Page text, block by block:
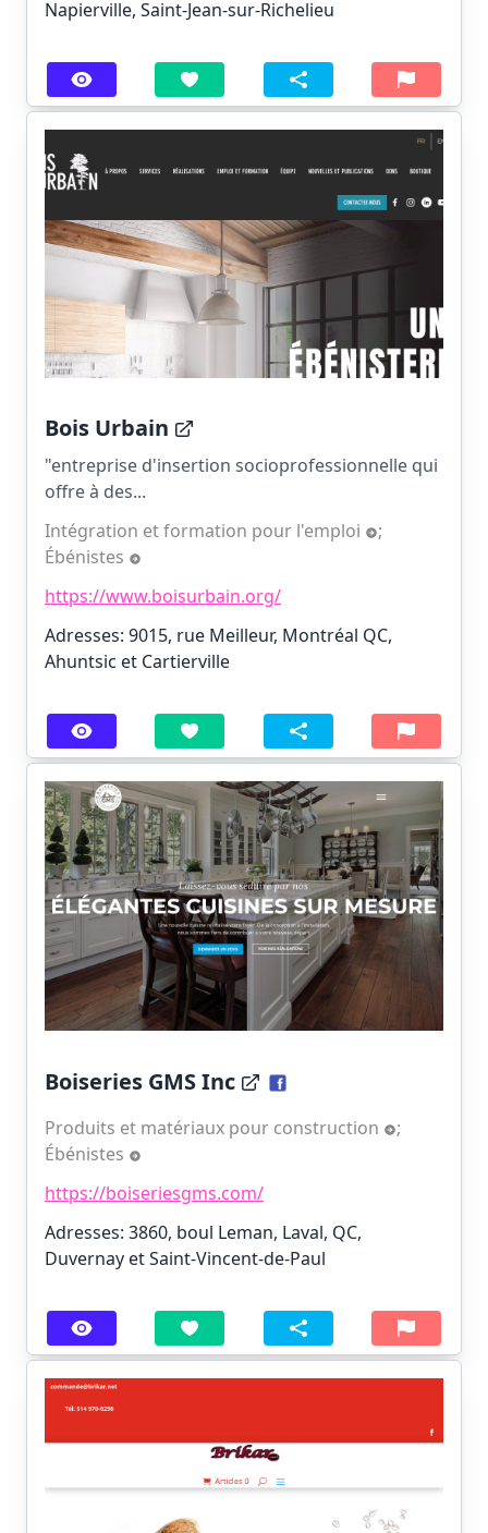
Napierville, Saint-Jean-sur-Richelieu
Bois Urbain
"entreprise d'insertion socioprofessionnelle qui
offre à des...
Intégration et formation pour l'emploi
;
Ébénistes
https://www.boisurbain.org/
Adresses: 9015, rue Meilleur, Montréal QC,
Ahuntsic et Cartierville
Boiseries GMS Inc
Produits et matériaux pour construction
;
Ébénistes
https://boiseriesgms.com/
Adresses: 3860, boul Leman, Laval, QC,
Duvernay et Saint-Vincent-de-Paul